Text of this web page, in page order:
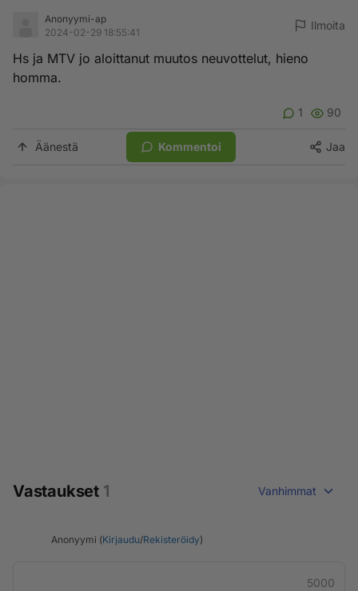
Anonyymi-ap
2024-02-29 18:55:41
Ilmoita
Hs ja MTV jo aloittanut muutos neuvottelut, hieno
homma.
1 90
Äänestä Kommentoi Jaa
Vastaukset 1 Vanhimmat
Anonyymi (Kirjaudu/Rekisteröidy)
5000